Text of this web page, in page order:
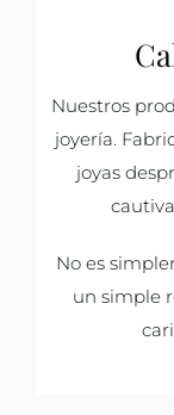
Nuestros
joyería.
joyas
No es
un simple